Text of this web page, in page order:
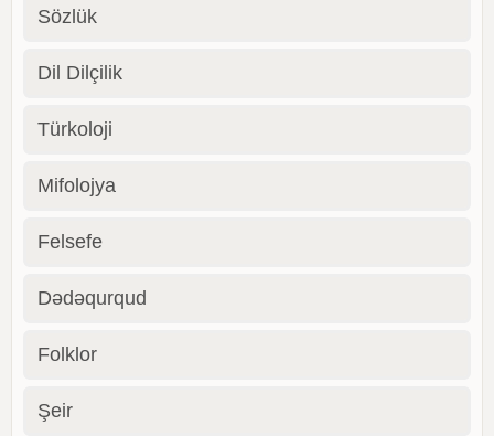
Sözlük
Dil Dilçilik
Türkoloji
Mifolojya
Felsefe
Dədəqurqud
Folklor
Şeir